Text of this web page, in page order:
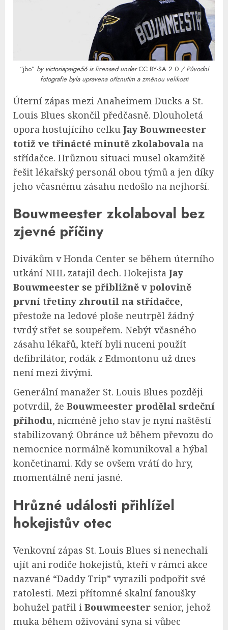
“jbo” by victoriapaige56is licensed underCC BY-SA 2.0 / Původní
fotografie byla upravena oříznutím a změnou velikosti
Úterní zápas mezi Anaheimem Ducks a St.
Louis Blues skončil předčasně. Dlouholetá
opora hostujícího celku Jay Bouwmeester
totiž ve třinácté minutě zkolabovala na
střídačce. Hrůznou situaci musel okamžitě
řešit lékařský personál obou týmů a jen díky
jeho včasnému zásahu nedošlo na nejhorší.
Bouwmeester zkolaboval bez
zjevné příčiny
Divákům v Honda Center se během úterního
utkání NHL zatajil dech. Hokejista Jay
Bouwmeester se přibližně v polovině
první třetiny zhroutil na střídačce,
přestože na ledové ploše neutrpěl žádný
tvrdý střet se soupeřem. Nebýt včasného
zásahu lékařů, kteří byli nuceni použít
defibrilátor, rodák z Edmontonu už dnes
není mezi živými.
Generální manažer St. Louis Blues později
potvrdil, že Bouwmeester prodělal srdeční
příhodu, nicméně jeho stav je nyní naštěstí
stabilizovaný. Obránce už během převozu do
nemocnice normálně komunikoval a hýbal
končetinami. Kdy se ovšem vrátí do hry,
momentálně není jasné.
Hrůzné události přihlížel
hokejistův otec
Venkovní zápas St. Louis Blues si nenechali
ujít ani rodiče hokejistů, kteří v rámci akce
nazvané “Daddy Trip” vyrazili podpořit své
ratolesti. Mezi přítomné skalní fanoušky
bohužel patřil i Bouwmeester senior, jehož
muka během oživování syna si vůbec